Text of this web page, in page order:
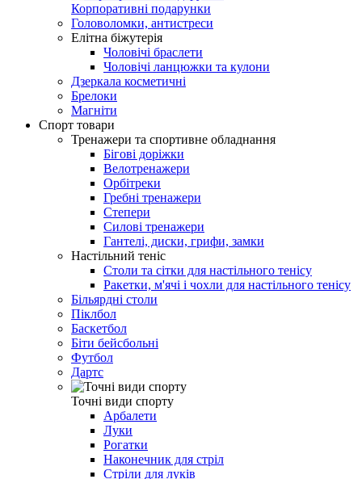
Корпоративні подарунки
Головоломки, антистреси
Елітна біжутерія
Чоловічі браслети
Чоловічі ланцюжки та кулони
Дзеркала косметичні
Брелоки
Магніти
Спорт товари
Тренажери та спортивне обладнання
Бігові доріжки
Велотренажери
Орбітреки
Гребні тренажери
Степери
Силові тренажери
Гантелі, диски, грифи, замки
Настільний теніс
Столи та сітки для настільного тенісу
Ракетки, м'ячі і чохли для настільного тенісу
Більярдні столи
Піклбол
Баскетбол
Біти бейсбольні
Футбол
Дартс
Точні види спорту
Арбалети
Луки
Рогатки
Наконечник для стріл
Стріли для луків